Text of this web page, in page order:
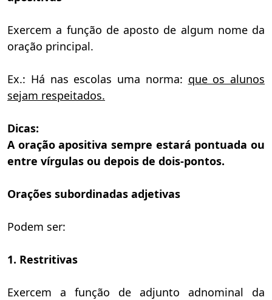
Exercem a função de aposto de algum nome da
oração principal.
Ex.: Há nas escolas uma norma: que os alunos
sejam respeitados.
Dicas:
A oração apositiva sempre estará pontuada ou
entre vírgulas ou depois de dois-pontos.
Orações subordinadas adjetivas
Podem ser:
1. Restritivas
Exercem a função de adjunto adnominal da